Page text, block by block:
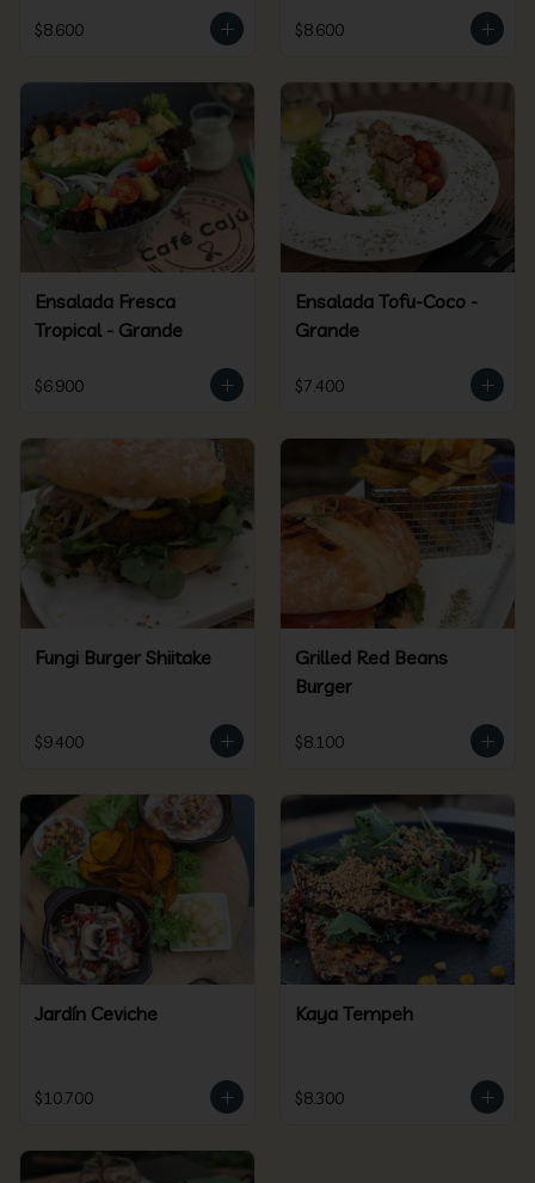
$8.600 $8.600
Ensalada Fresca
Tropical - Grande
$6.900
Ensalada Tofu-Coco -
Grande
$7.400
Fungi Burger Shiitake
$9.400
Grilled Red Beans
Burger
$8.100
Jardín Ceviche
$10.700
Kaya Tempeh
$8.300